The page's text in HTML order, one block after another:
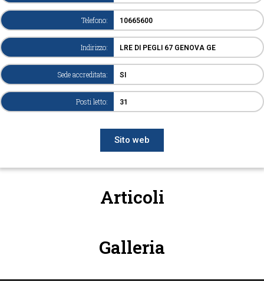
Telefono: 10665600
Indirizzo: LRE DI PEGLI 67 GENOVA GE
Sede accreditata: SI
Posti letto: 31
Sito web
Articoli
Galleria